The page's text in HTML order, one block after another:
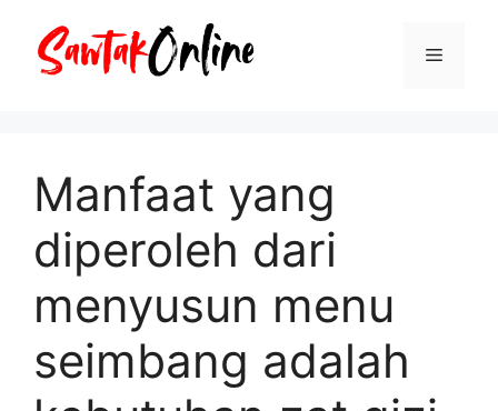
Menu
Manfaat yang
diperoleh dari
menyusun menu
seimbang adalah